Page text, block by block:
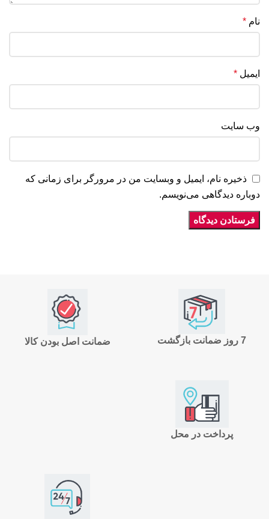
نام *
ایمیل *
وب‌ سایت
ذخیره نام، ایمیل و وبسایت من در مرورگر برای زمانی که
دوباره دیدگاهی می‌نویسم.
ضمانت اصل بودن کالا 7 روز ضمانت بازگشت
پرداخت در محل